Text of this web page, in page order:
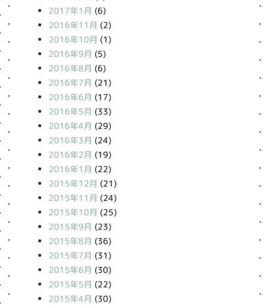
2017年1月 (6)
2016年11月 (2)
2016年10月 (1)
2016年9月 (5)
2016年8月 (6)
2016年7月 (21)
2016年6月 (17)
2016年5月 (33)
2016年4月 (29)
2016年3月 (24)
2016年2月 (19)
2016年1月 (22)
2015年12月 (21)
2015年11月 (24)
2015年10月 (25)
2015年9月 (23)
2015年8月 (36)
2015年7月 (31)
2015年6月 (30)
2015年5月 (22)
2015年4月 (30)